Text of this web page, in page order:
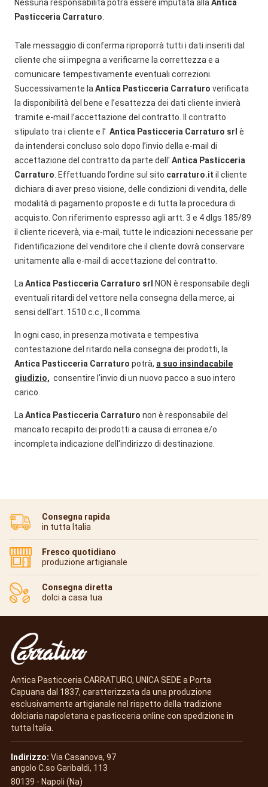
Nessuna responsabilità potrà essere imputata alla Antica
Pasticceria Carraturo
Tale messaggio di conferma riproporrà tutti i dati inseriti dal
cliente che si impegna a verificarne la correttezza e a
comunicare tempestivamente eventuali correzioni.
Successivamente la Antica Pasticceria Carraturo verificata
la disponibilità del bene e l’esattezza dei dati cliente invierà
tramite e-mail l’accettazione del contratto. Il contratto
stipulato tra i cliente e l’ Antica Pasticceria Carraturo srl è
da intendersi concluso solo dopo l’invio della e-mail di
accettazione del contratto da parte dell' Antica Pasticceria
Carraturo . Effettuando l’ordine sul sito carraturo.it il cliente
dichiara di aver preso visione, delle condizioni di vendita, delle
modalità di pagamento proposte e di tutta la procedura di
acquisto. Con riferimento espresso agli artt. 3 e 4 dlgs 185/89
il cliente riceverà, via e-mail, tutte le indicazioni necessarie per
l’identificazione del venditore che il cliente dovrà conservare
unitamente alla e-mail di accettazione del contratto.
La Antica Pasticceria Carraturo srl
NON è responsabile degli
eventuali ritardi del vettore nella consegna della merce, ai
sensi dell'art. 1510 c.c., II comma.
In ogni caso, in presenza motivata e tempestiva
contestazione del ritardo nella consegna dei prodotti, la
Antica Pasticceria Carraturo potrà, a suo insindacabile
giudizio, consentire l'invio di un nuovo pacco a suo intero
carico.
La Antica Pasticceria Carraturo non è responsabile del
mancato recapito dei prodotti a causa di erronea e/o
incompleta indicazione dell'indirizzo di destinazione.
Consegna rapida
in tutta Italia
Fresco quotidiano
produzione artigianale
Consegna diretta
dolci a casa tua
Antica Pasticceria CARRATURO, UNICA SEDE a Porta
Capuana dal 1837, caratterizzata da una produzione
esclusivamente artigianale nel rispetto della tradizione
dolciaria napoletana e pasticceria online con spedizione in
tutta Italia.
Indirizzo: Via Casanova, 97
angolo C.so Garibaldi, 113
80139 - Napoli (Na)